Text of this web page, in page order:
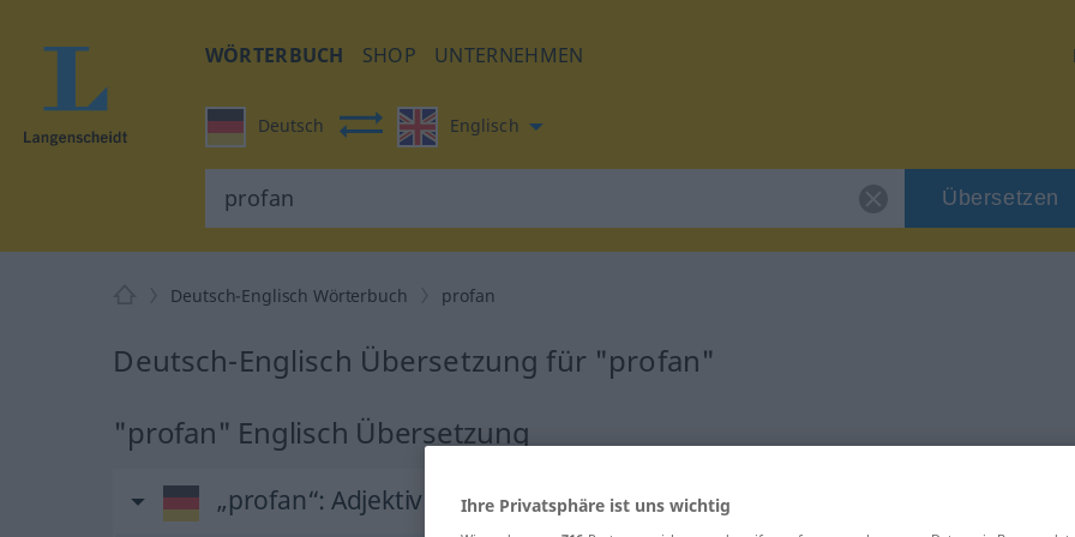
WÖRTERBUCH SHOP UNTERNEHMEN
Deutsch Englisch
Übersetzen
Deutsch-Englisch Wörterbuch profan
Deutsch-Englisch Übersetzung für "profan"
"profan" Englisch Übersetzung
„profan“: Adjektiv Ihre Privatsphäre ist uns wichtig